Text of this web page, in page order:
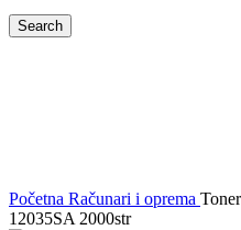
Search
Početna Računari i oprema
12035SA 2000str